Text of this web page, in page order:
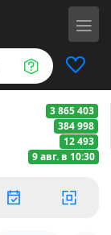
3 865 403
384 998
12 493
9 авг. в 10:30